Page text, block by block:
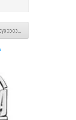
ТСО-160